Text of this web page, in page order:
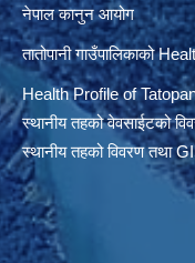
नेपाल कानुन आयोग
तातोपानी गाउँपालिकाको
Health Profile of T
स्थानीय तहको वेवसाईटको
स्थानीय तहको विवरण तथा